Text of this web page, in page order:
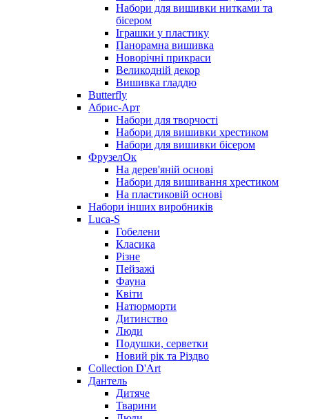
Набори для вишивки нитками та
бісером
Іграшки у пластику
Панорамна вишивка
Новорічні прикраси
Великодній декор
Вишивка гладдю
Butterfly
Абрис-Арт
Набори для творчості
Набори для вишивки хрестиком
Набори для вишивки бісером
ФрузелОк
На дерев'яній основі
Набори для вишивання хрестиком
На пластиковій основі
Набори інших виробників
Luca-S
Гобелени
Класика
Різне
Пейзажі
Фауна
Квіти
Натюрморти
Дитинство
Люди
Подушки, серветки
Новий рік та Різдво
Collection D'Art
Дантель
Дитяче
Тварини